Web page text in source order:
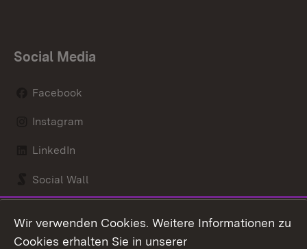
Social Media
Facebook
Instagram
LinkedIn
Social Wall
Wir verwenden Cookies. Weitere Informationen zu
Cookies erhalten Sie in unserer